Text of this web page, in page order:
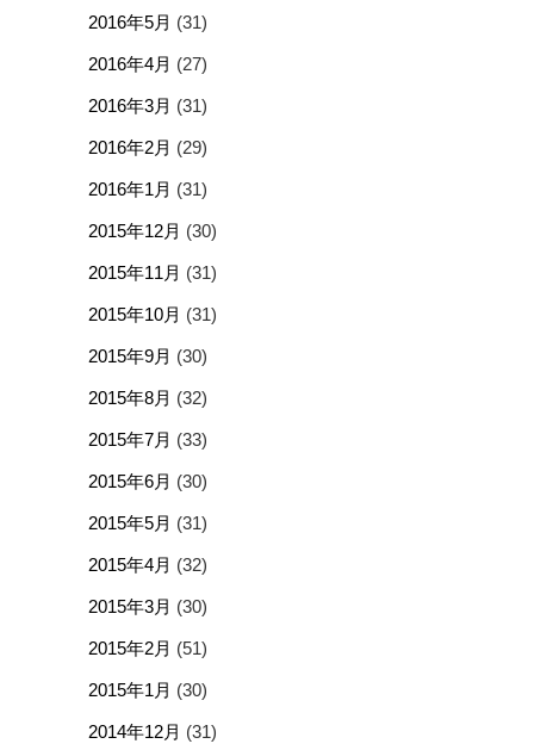
2016年5月 (31)
2016年4月 (27)
2016年3月 (31)
2016年2月 (29)
2016年1月 (31)
2015年12月 (30)
2015年11月 (31)
2015年10月 (31)
2015年9月 (30)
2015年8月 (32)
2015年7月 (33)
2015年6月 (30)
2015年5月 (31)
2015年4月 (32)
2015年3月 (30)
2015年2月 (51)
2015年1月 (30)
2014年12月 (31)